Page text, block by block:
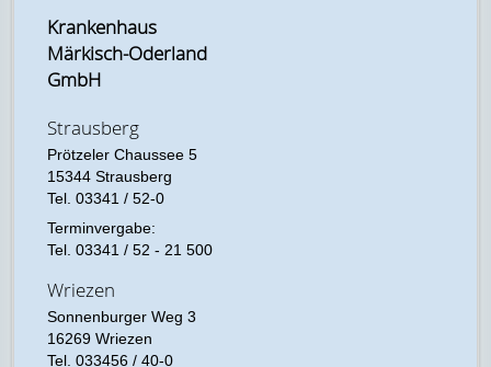
Krankenhaus
Märkisch-Oderland
GmbH
Strausberg
Prötzeler Chaussee 5
15344 Strausberg
Tel. 03341 / 52-0
Terminvergabe:
Tel. 03341 / 52 - 21 500
Wriezen
Sonnenburger Weg 3
16269 Wriezen
Tel. 033456 / 40-0